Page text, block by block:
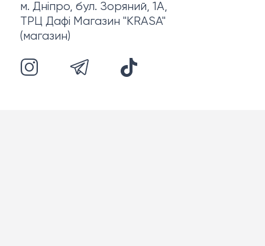
м. Дніпро, бул. Зоряний, 1А,
ТРЦ Дафі Магазин "KRASA"
(магазин)